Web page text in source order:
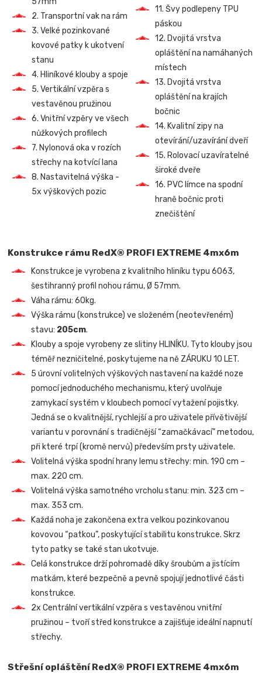
2. Transportní vak na rám
3. Velké pozinkované
kovové patky k ukotvení
stanu
4. Hliníkové klouby a spoje
5. Vertikální vzpěra s
vestavěnou pružinou
6. Vnitřní vzpěry ve všech
nůžkových profilech
7. Nylonová oka v rozích
střechy na kotvící lana
8. Nastavitelná výška -
5x výškových pozic
11. Švy podlepeny TPU
páskou
12. Dvojitá vrstva
opláštění na namáhaných
místech
13. Dvojitá vrstva
opláštění na krajích
bočnic
14. Kvalitní zipy na
otevírání/uzavírání dveří
15. Rolovací uzavíratelné
široké dveře
16. PVC límce na spodní
hraně bočnic proti
znečištění
Konstrukce rámu RedX® PROFI EXTREME 4mx6m
Konstrukce je vyrobena z kvalitního hliníku typu 6063,
šestihranný profil nohou rámu, Ø 57mm.
Váha rámu: 60kg.
Výška rámu (konstrukce) ve složeném (neotevřeném)
stavu: 205cm.
Klouby a spoje vyrobeny ze slitiny HLINÍKU. Tyto klouby jsou
téměř nezničitelné, poskytujeme na ně ZÁRUKU 10 LET.
5 úrovní volitelných výškových nastavení na každé noze
pomocí jednoduchého mechanismu, který uvolňuje
zamykací systém v kloubech pomocí vytažení pojistky.
Jedná se o kvalitnější, rychlejší a pro uživatele přívětivější
variantu v porovnání s tradičnější “zamačkávací” metodou,
při které trpí (kromě nervů) především prsty uživatele.
Volitelná výška spodní hrany lemu střechy: min. 190 cm –
max. 220 cm.
Volitelná výška samotného vrcholu stanu: min. 323 cm –
max. 353 cm.
Každá noha je zakončena extra velkou pozinkovanou
kovovou “patkou”, poskytující stabilitu konstrukce. Skrz
tyto patky se také stan ukotvuje.
Celá konstrukce drží pohromadě díky šroubům a jistícím
matkám, které bezpečně a pevně spojují jednotlivé části
konstrukce.
2x Centrální vertikální vzpěra s vestavěnou vnitřní
pružinou – tvoří střed konstrukce a zajišťuje ideální napnutí
střechy.
Střešní opláštění RedX® PROFI EXTREME 4mx6m